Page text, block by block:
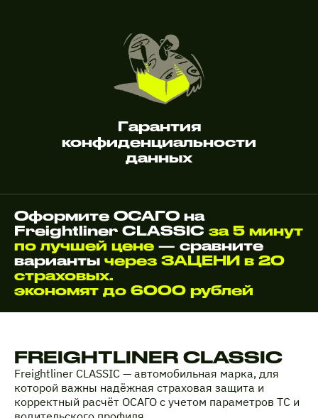
Гарантия
конфиденциальности
данных
Оформите ОСАГО на
Freightliner CLASSIC за 5 минут
по лучшей цене — сравните
варианты через ЗАЦЕНИ в 20
страховых.
экономят до 6000 рублей
FREIGHTLINER CLASSIC
Freightliner CLASSIC — автомобильная марка, для
которой важны надёжная страховая защита и
корректный расчёт ОСАГО с учетом параметров ТС и